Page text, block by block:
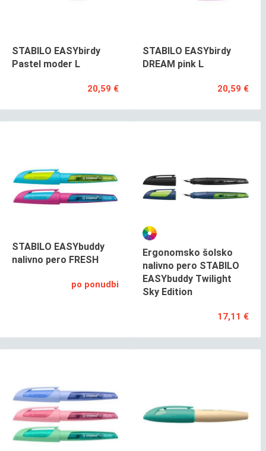
STABILO EASYbirdy
Pastel moder L
20,59 €
STABILO EASYbirdy
DREAM pink L
20,59 €
STABILO EASYbuddy
nalivno pero FRESH
po ponudbi
Ergonomsko šolsko
nalivno pero STABILO
EASYbuddy Twilight
Sky Edition
17,11 €